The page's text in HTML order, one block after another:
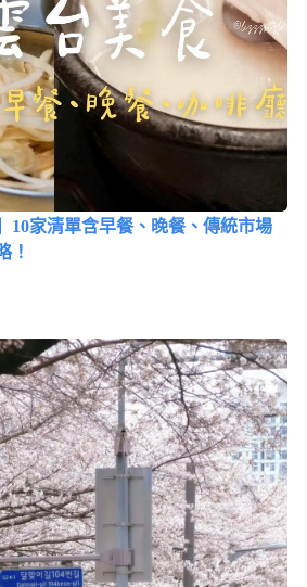
10家清單含早餐、晚餐、傳統市場
！